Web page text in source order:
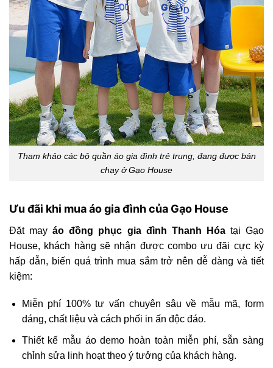
Tham khảo các bộ quần áo gia đình trẻ trung, đang được bán
chạy ở Gạo House
Ưu đãi khi mua áo gia đình của Gạo House
Đặt may áo đồng phục gia đình Thanh Hóatại Gạo
House, khách hàng sẽ nhận được combo ưu đãi cực kỳ
hấp dẫn, biến quá trình mua sắm trở nên dễ dàng và tiết
kiệm:
Miễn phí 100% tư vấn chuyên sâu về mẫu mã, form
dáng, chất liệu và cách phối in ấn độc đáo.
Thiết kế mẫu áo demo hoàn toàn miễn phí, sẵn sàng
chỉnh sửa linh hoạt theo ý tưởng của khách hàng.